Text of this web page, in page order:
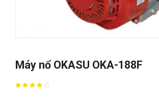
Máy nổ OKASU OKA-188F